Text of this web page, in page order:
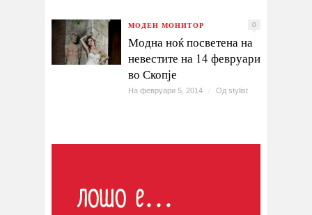
МОДЕН МОНИТОР 0
Модна ноќ посветена на
невестите на 14 февруари
во Скопје
На февруари 5, 2014 / Од stylist